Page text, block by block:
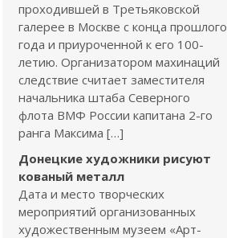
проходившей в Третьяковской
галерее в Москве с конца прошлого
года и приуроченной к его 100-
летию. Организатором махинаций
следствие считает заместителя
начальника штаба Северного
флота ВМФ России капитана 2-го
ранга Максима […]
Донецкие художники рисуют
кованый металл
Дата и место творческих
мероприятий организованных
художественным музеем «Арт-